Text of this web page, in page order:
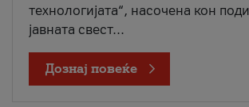
технологијата“, насочена кон
јавната свест...
Дознај повеќе